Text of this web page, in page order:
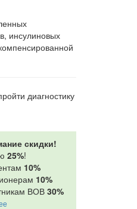
инсулиновых
диагностику
скидки!
25%!
10%
10%
ВОВ30%